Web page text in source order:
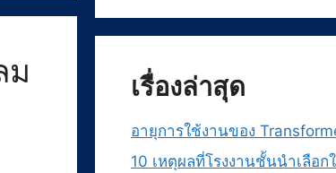
ม
เรื่องล่าสุด
อายุการใช้งานของ
10 เหตุผลที่โรงงานชั้นนำเลือก